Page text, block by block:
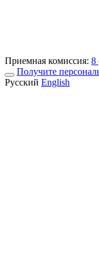
Приемная комиссия: 8
Получите
Русский English